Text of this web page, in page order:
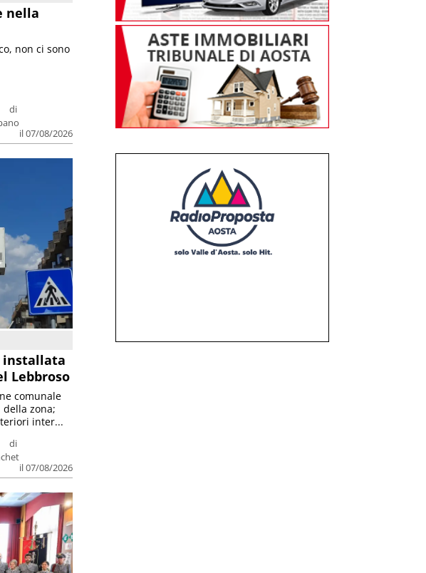
nella
di
il 07/08/2026
non ci sono
installata
Lebbroso
di
il 07/08/2026
comunale
zona;
inter...